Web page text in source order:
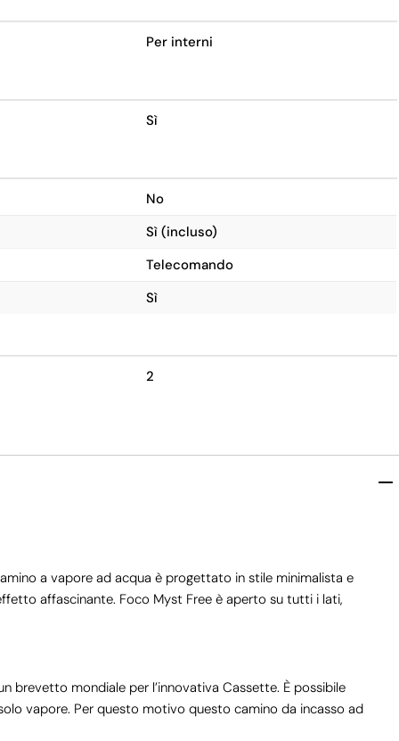
Per interni
Sì
No
Sì (incluso)
Telecomando
Sì
2
a vapore ad acqua è progettato in stile minimalista e
affascinante. Foco Myst Free è aperto su tutti i lati,
brevetto mondiale per l’innovativa Cassette. È possibile
vapore. Per questo motivo questo camino da incasso ad